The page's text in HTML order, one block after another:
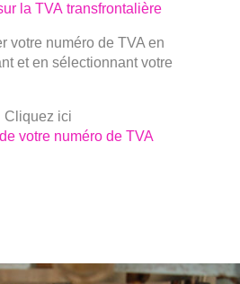
la TVA transfrontalière
votre numéro de TVA en
et en sélectionnant votre
Cliquez ici
votre numéro de TVA